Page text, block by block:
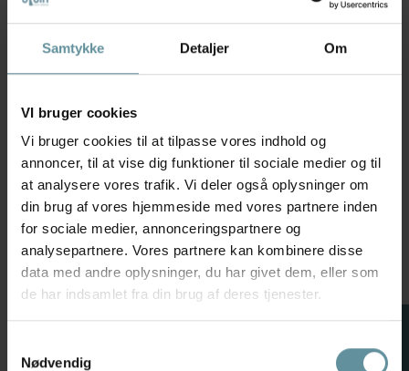
Samtykke Detaljer Om
VI bruger cookies
Vi bruger cookies til at tilpasse vores indhold og
annoncer, til at vise dig funktioner til sociale medier og til
at analysere vores trafik. Vi deler også oplysninger om
din brug af vores hjemmeside med vores partnere inden
for sociale medier, annonceringspartnere og
analysepartnere. Vores partnere kan kombinere disse
data med andre oplysninger, du har givet dem, eller som
de har indsamlet fra din brug af deres tjenester.
Nødvendig
Wasabiconcept
Wasabi WA-CAIA 1 - Denim
jakke W10664 Medium Blue
Denim
299,98 kr599,95 kr
42 44 46-48
Wasabiconcept
Wasabi WA-CHANIA 2 - Sort
denim jakke W20516 Black
199,98 kr
399,95 kr
44 46-48
FILTER